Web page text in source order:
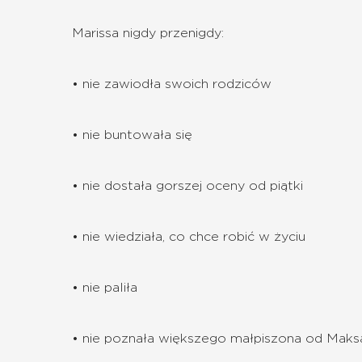
Marissa nigdy przenigdy:
• nie zawiodła swoich rodziców
• nie buntowała się
• nie dostała gorszej oceny od piątki
• nie wiedziała, co chce robić w życiu
• nie paliła
• nie poznała większego małpiszona od